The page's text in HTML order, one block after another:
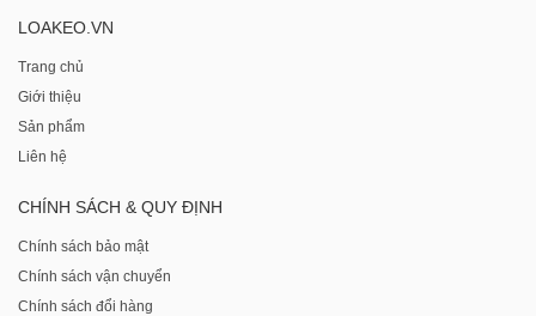
LOAKEO.VN
Trang chủ
Giới thiệu
Sản phẩm
Liên hệ
CHÍNH SÁCH & QUY ĐỊNH
Chính sách bảo mật
Chính sách vận chuyển
Chính sách đổi hàng